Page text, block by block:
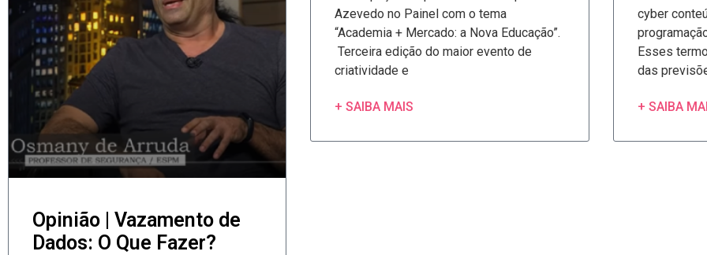
Opinião | Vazamento de
Dados: O Que Fazer?
Azevedo no Painel com o tema
“Academia + Mercado: a Nova Educação”.
Terceira edição do maior evento de
criatividade e
+ SAIBA MAIS
cyber
Esses
das
+ SAIBA